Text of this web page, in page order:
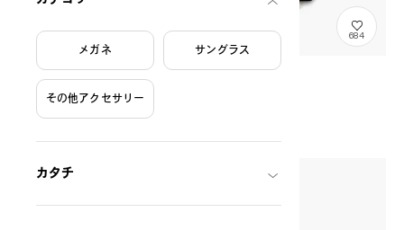
メガネ サングラス
その他アクセサリー
カタチ
684
OWNDAYS eGift Ticket
GIFTTICKET
THB500.00〜